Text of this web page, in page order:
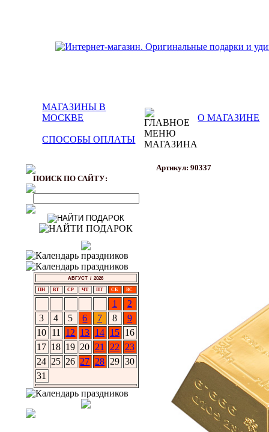
МАГАЗИНЫ В
МОСКВЕ
О МАГАЗИНЕ
СПОСОБЫ ОПЛАТЫ
ПОИСК ПО САЙТУ:
АВГУСТ / 2026
ПН ВТ СР ЧТ ПТ СБ ВС
1
2
3
4 5 6 7 8
9
10 11 12 13 14 15 16
17 18 19 20 21 22
23
24 25 26 27 28 29 30
31
Артикул: 90337